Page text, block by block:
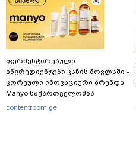
ფერმენტირებული
ინგრედიენტები კანის მოვლაში -
კორეული ინოვაციური ბრენდი
Manyo საქართველოშია
contentroom.ge